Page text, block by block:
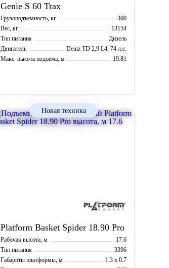
Genie S 60 Trax
Грузоподъемность, кг
300
Вес, кг
13154
Тип питания
Дизель
Двигатель
Deutz TD 2,9 L4, 74 л.с.
Макс. высота подъема, м
19.81
Новая техника
Platform Basket Spider 18.90 Pro
Рабочая высота, м
17.6
Тип питания
3396
Габариты платформы, м
1.3 x 0.7